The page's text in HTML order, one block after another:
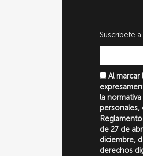
Suscribete
Al
la
personales,
de 27 de
diciembre,
derechos